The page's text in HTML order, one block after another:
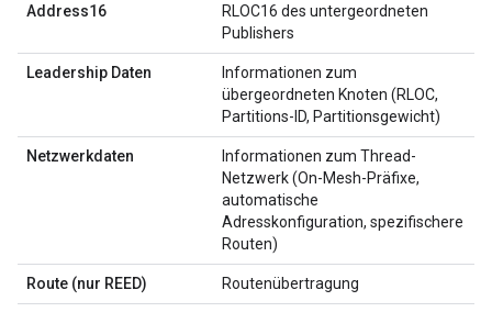
Address16
RLOC16 des untergeordneten
Publishers
Leadership Daten
Informationen zum
übergeordneten Knoten (RLOC,
Partitions-ID, Partitionsgewicht)
Netzwerkdaten
Informationen zum Thread-
Netzwerk (On-Mesh-Präfixe,
automatische
Adresskonfiguration, spezifischere
Routen)
Route (nur REED) Routenübertragung